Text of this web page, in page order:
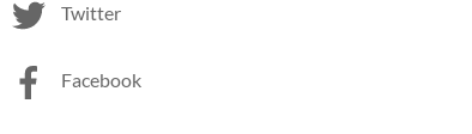
Twitter
Facebook